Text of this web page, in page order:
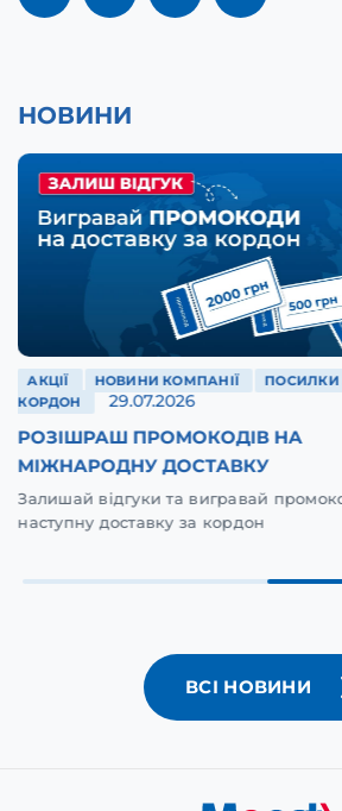
НОВИНИ
АКЦІЇ НОВИНИ КОМПАНІЇ
ПОСИЛКИ
КОРДОН
29.07.2026
РОЗІШРАШ ПРОМОКОДІВ НА
МІЖНАРОДНУ ДОСТАВКУ
Залишай відгуки та вигравай
наступну доставку за кордон
ВСІ НОВИНИ